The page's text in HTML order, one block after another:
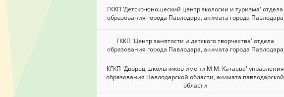
ГККП ‘Детско-юношеский центр экологии и туризма' отдела
образования города Павлодара, акимата города Павлодара
ГККП 'Центр занятости и детского творчества' отдела
образования города Павлодара, акимата города Павлодара
КГКП 'Дворец школьников имени М.М. Катаева' управления
образования Павлодарской области, акимата павлодарской
области